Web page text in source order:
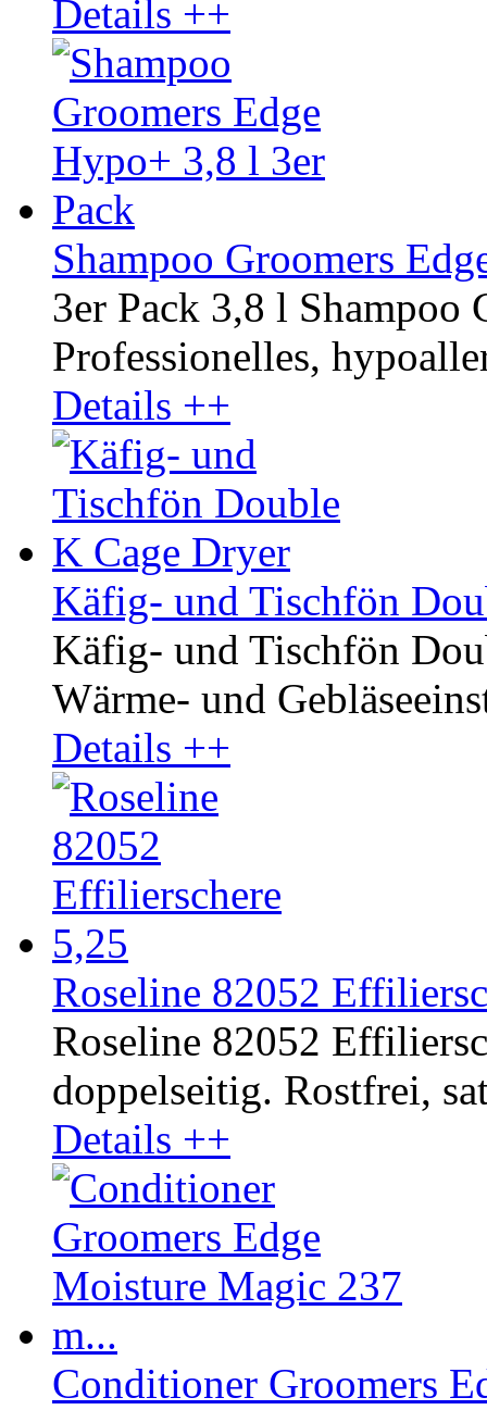
Details ++
Shampoo Groomers
3er Pack 3,8 l Shampoo
Professionelles,
Details ++
Käfig- und Tischfön
Käfig- und Tischfön
Wärme- und
Details ++
Roseline 82052
Roseline 82052
doppelseitig. Rostfrei,
Details ++
Conditioner Groomers